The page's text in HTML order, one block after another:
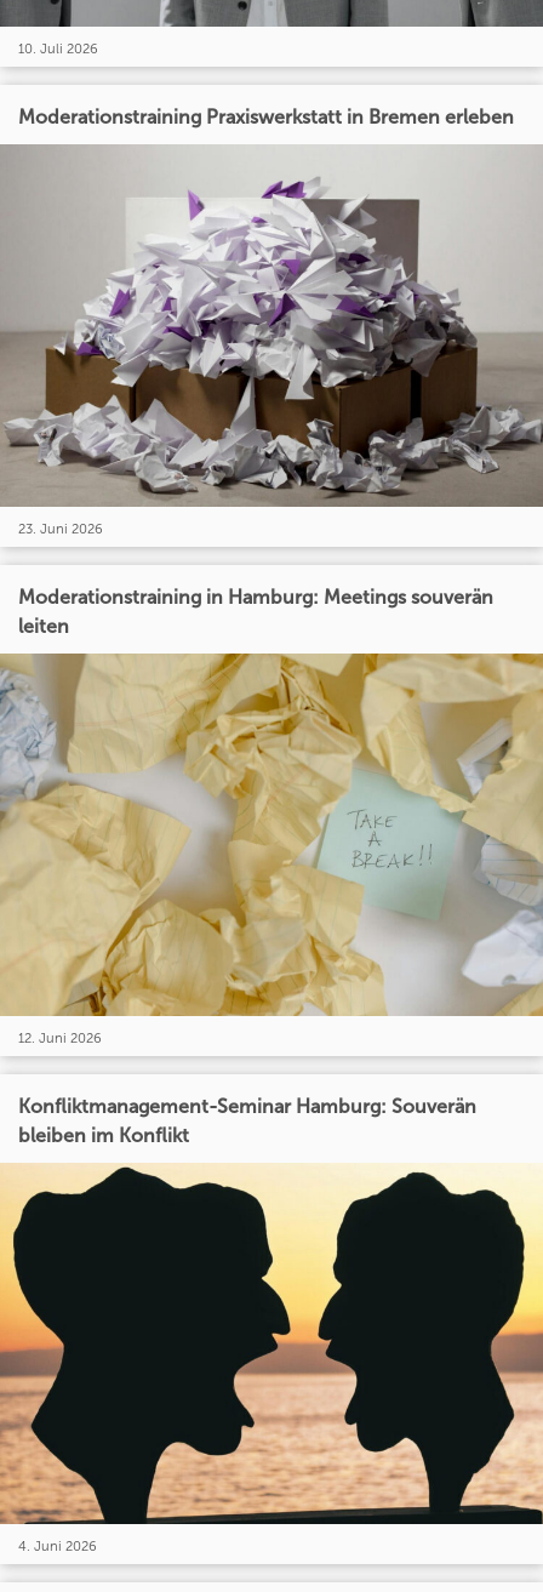
10. Juli 2026
Moderationstraining Praxiswerkstatt in Bremen erleben
23. Juni 2026
Moderationstraining in Hamburg: Meetings souverän
leiten
12. Juni 2026
Konfliktmanagement-Seminar Hamburg: Souverän
bleiben im Konflikt
4. Juni 2026